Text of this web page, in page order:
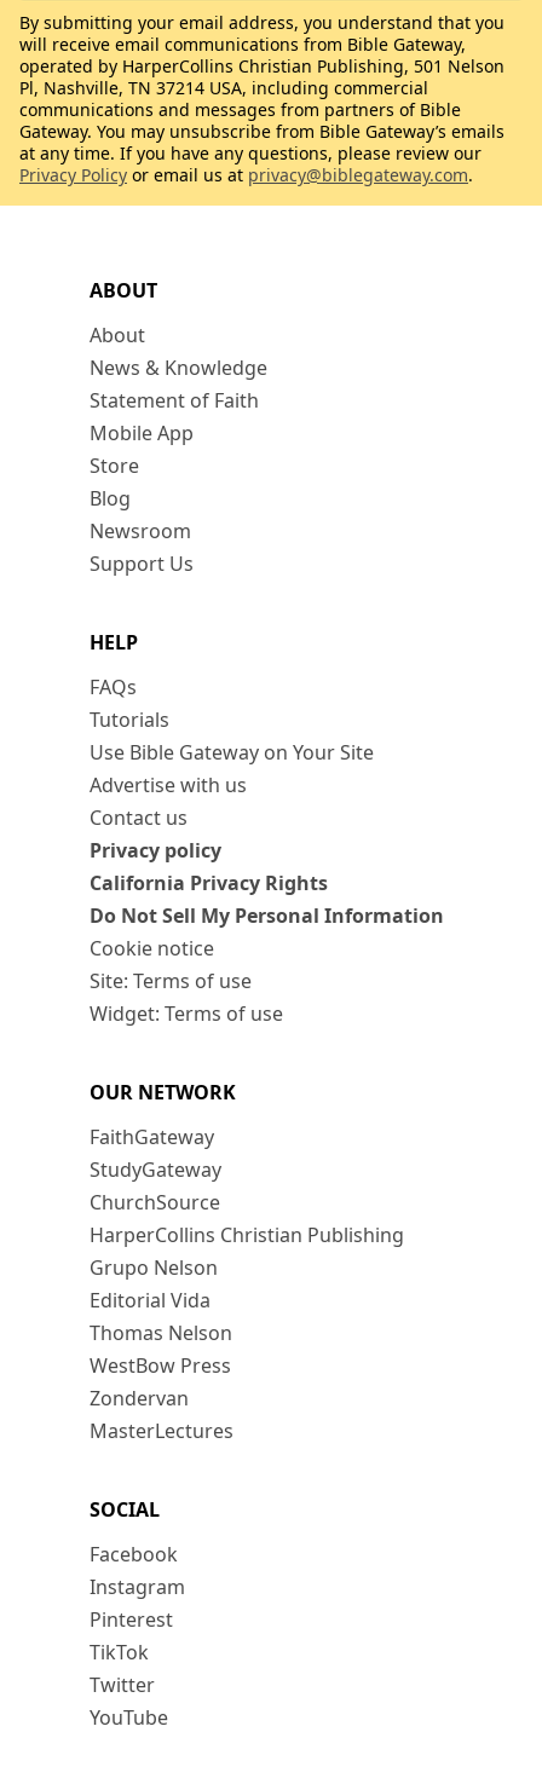
ABOUT
About
News & Knowledge
Statement of Faith
Mobile App
Store
Blog
Newsroom
Support Us
HELP
FAQs
Tutorials
Use Bible Gateway on Your Site
Advertise with us
Contact us
Privacy policy
California Privacy Rights
Do Not Sell My Personal Information
Cookie notice
Site: Terms of use
Widget: Terms of use
OUR NETWORK
FaithGateway
StudyGateway
ChurchSource
HarperCollins Christian Publishing
Grupo Nelson
Editorial Vida
Thomas Nelson
WestBow Press
Zondervan
MasterLectures
SOCIAL
Facebook
Instagram
Pinterest
TikTok
Twitter
YouTube
By submitting your email address, you understand that you
will receive email communications from Bible Gateway,
operated by HarperCollins Christian Publishing, 501 Nelson
Pl, Nashville, TN 37214 USA, including commercial
communications and messages from partners of Bible
Gateway. You may unsubscribe from Bible Gateway’s emails
at any time. If you have any questions, please review our
Privacy Policy or email us at privacy@biblegateway.com.